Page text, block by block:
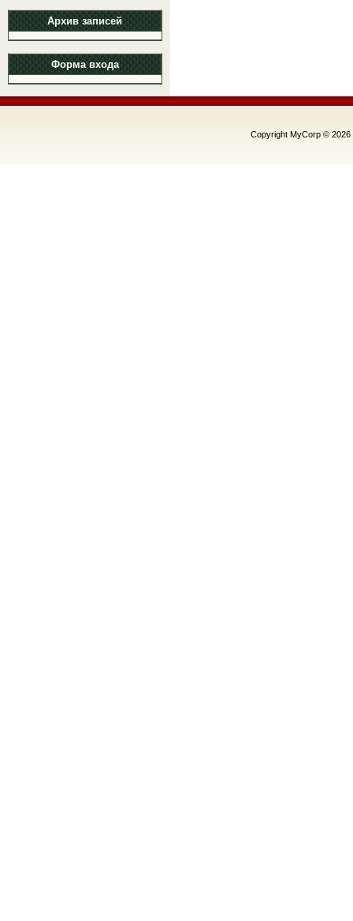
Архив записей
Форма входа
Copyright MyCorp © 2026